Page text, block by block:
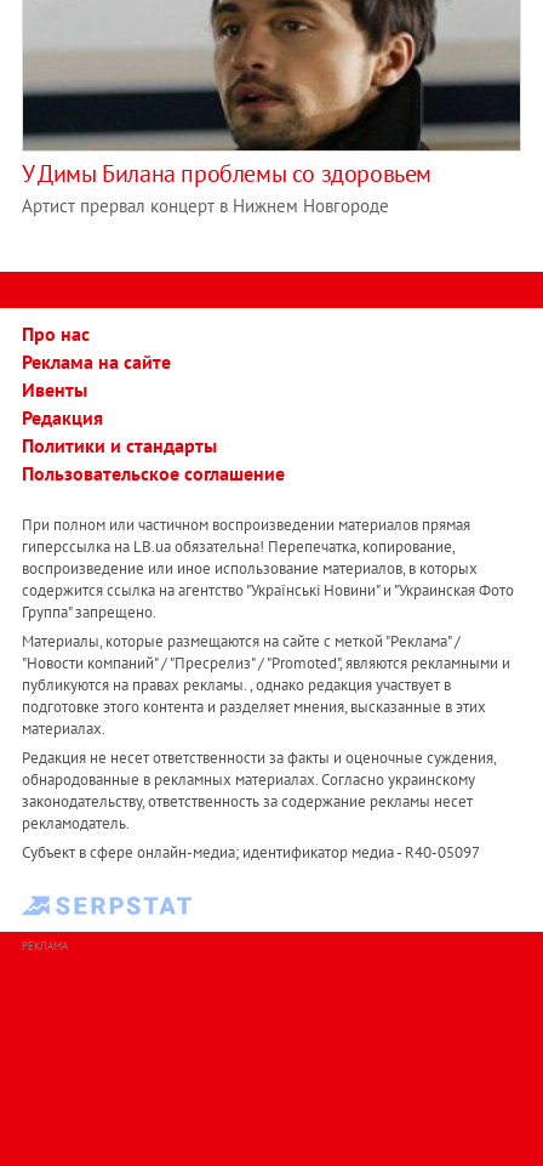
У Димы Билана проблемы со здоровьем
Артист прервал концерт в Нижнем Новгороде
Про нас
Реклама на сайте
Ивенты
Редакция
Политики и стандарты
Пользовательское соглашение
При полном или частичном воспроизведении материалов прямая
гиперссылка на LB.ua обязательна! Перепечатка, копирование,
воспроизведение или иное использование материалов, в которых
содержится ссылка на агентство "Українськi Новини" и "Украинская Фото
Группа" запрещено.
Материалы, которые размещаются на сайте с меткой "Реклама" /
"Новости компаний" / "Пресрелиз" / "Promoted", являются рекламными и
публикуются на правах рекламы. , однако редакция участвует в
подготовке этого контента и разделяет мнения, высказанные в этих
материалах.
Редакция не несет ответственности за факты и оценочные суждения,
обнародованные в рекламных материалах. Согласно украинскому
законодательству, ответственность за содержание рекламы несет
рекламодатель.
Субъект в сфере онлайн-медиа; идентификатор медиа - R40-05097
РЕКЛАМА